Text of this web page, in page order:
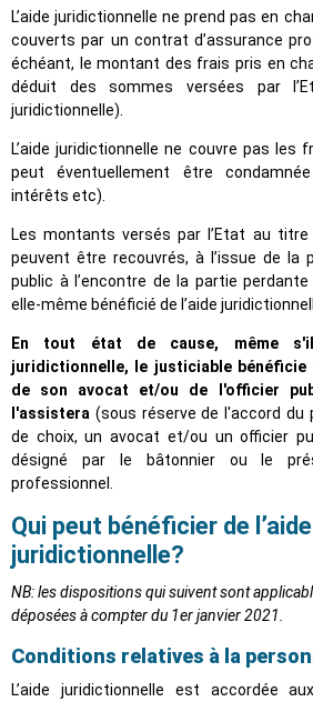
L’aide juridictionnelle ne prend pas en
couverts par un contrat d’assurance
échéant, le montant des frais pris en
déduit des sommes versées par
juridictionnelle).
L’aide juridictionnelle ne couvre pas les
peut éventuellement être
intérêts etc).
Les montants versés par l’Etat au titre
peuvent être recouvrés, à l’issue de la
public à l’encontre de la partie
elle-même bénéficié de l’aide
En tout état de cause, même
juridictionnelle, le justiciable
de son avocat et/ou de l'officier
l'assistera (sous réserve de l'accord du
de choix, un avocat et/ou un officier
désigné par le bâtonnier ou le
professionnel.
Qui peut bénéficier de l’aide
juridictionnelle?
NB: les dispositions qui suivent sont
déposées à compter du 1er janvier 2021.
Conditions relatives à la
L’aide juridictionnelle est accordée